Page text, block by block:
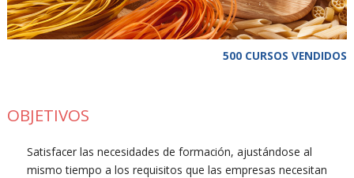
500 CURSOS VENDIDOS
OBJETIVOS
Satisfacer las necesidades de formación, ajustándose al
mismo tiempo a los requisitos que las empresas necesitan